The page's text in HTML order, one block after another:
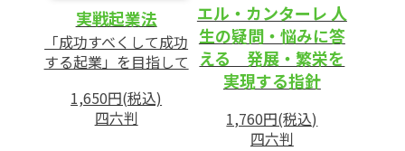
実戦起業法
「成功すべくして成功
する起業」を目指して
1,650円(税込)
四六判
エル・カンターレ 人
生の疑問・悩みに答
える 発展・繁栄を
実現する指針
1,760円(税込)
四六判